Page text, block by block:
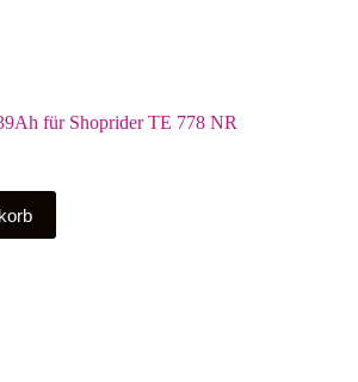
für Shoprider TE 778 NR